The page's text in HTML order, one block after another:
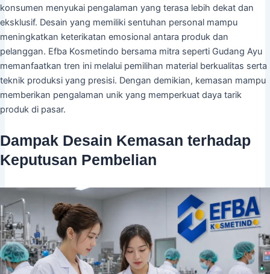
konsumen menyukai pengalaman yang terasa lebih dekat dan
eksklusif. Desain yang memiliki sentuhan personal mampu
meningkatkan keterikatan emosional antara produk dan
pelanggan. Efba Kosmetindo bersama mitra seperti Gudang Ayu
memanfaatkan tren ini melalui pemilihan material berkualitas serta
teknik produksi yang presisi. Dengan demikian, kemasan mampu
memberikan pengalaman unik yang memperkuat daya tarik
produk di pasar.
Dampak Desain Kemasan terhadap
Keputusan Pembelian